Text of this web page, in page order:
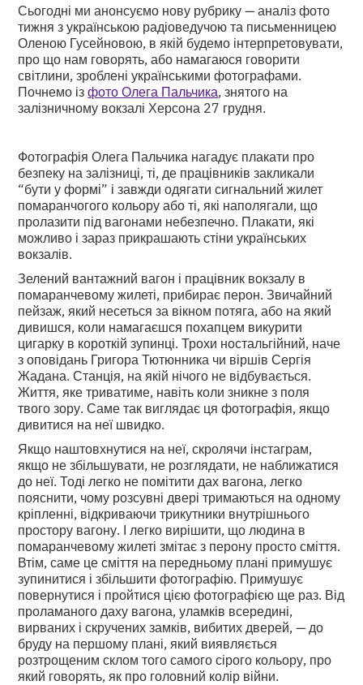
Сьогодні ми анонсуємо нову рубрику — аналіз фото
тижня з українською радіоведучою та письменницею
Оленою Гусейновою, в якій будемо інтерпретовувати,
про що нам говорять, або намагаюся говорити
світлини, зроблені українськими фотографами.
Почнемо ізфото Олега Пальчика, знятого на
залізничному вокзалі Херсона 27 грудня.
Фотографія Олега Пальчика нагадує плакати про
безпеку на залізниці, ті, де працівників закликали
“бути у формі” і завжди одягати сигнальний жилет
помаранчогого кольору або ті, які наполягали, що
пролазити під вагонами небезпечно. Плакати, які
можливо і зараз прикрашають стіни українських
вокзалів.
Зелений вантажний вагон і працівник вокзалу в
помаранчевому жилеті, прибирає перон. Звичайний
пейзаж, який несеться за вікном потяга, або на який
дивишся, коли намагаєшся похапцем викурити
цигарку в короткій зупинці. Трохи ностальгійний, наче
з оповідань Григора Тютюнника чи віршів Сергія
Жадана. Станція, на якій нічого не відбувається.
Життя, яке триватиме, навіть коли зникне з поля
твого зору. Саме так виглядає ця фотографія, якщо
дивитися на неї швидко.
Якщо наштовхнутися на неї, скролячи інстаграм,
якщо не збільшувати, не розглядати, не наближатися
до неї. Тоді легко не помітити дах вагона, легко
пояснити, чому розсувні двері тримаються на одному
кріпленні, відкриваючи трикутники внутрішнього
простору вагону. І легко вирішити, що людина в
помаранчевому жилеті змітає з перону просто сміття.
Втім, саме це сміття на передньому плані примушує
зупинитися і збільшити фотографію. Примушує
повернутися і пройтися цією фотографією ще раз. Від
проламаного даху вагона, уламків всередині,
вирваних і скручених замків, вибитих дверей, — до
бруду на першому плані, який виявляється
розтрощеним склом того самого сірого кольору, про
який говорять, як про головний колір війни.